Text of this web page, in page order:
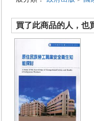
買了此商品的人，也